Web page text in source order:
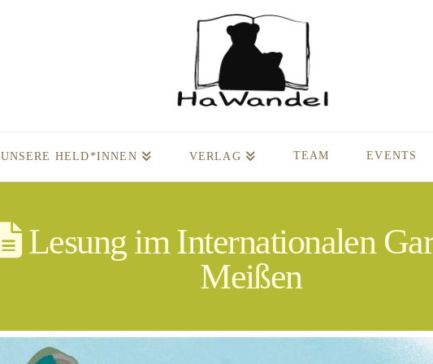
UNSERE HELD*INNEN VERLAG TEAM EVENTS
Lesung im Internationalen
Meißen